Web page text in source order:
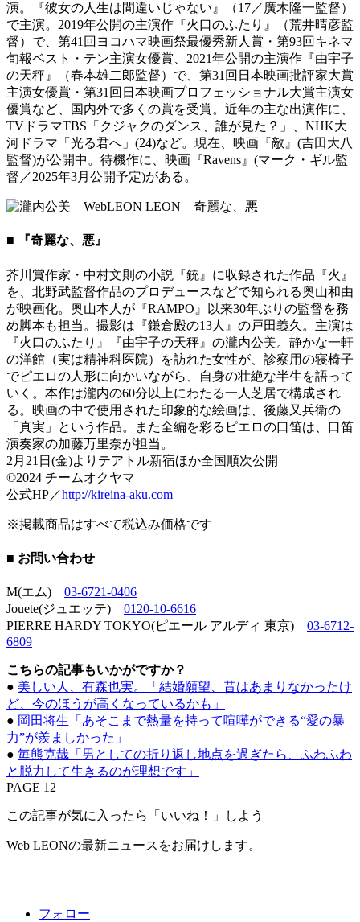
演。『彼女の人生は間違いじゃない』（17／廣木隆一監督）
で主演。2019年公開の主演作『火口のふたり』（荒井晴彦監
督）で、第41回ヨコハマ映画祭最優秀新人賞・第93回キネマ
旬報ベスト・テン主演女優賞、2021年公開の主演作『由宇子
の天秤』（春本雄二郎監督）で、第31回日本映画批評家大賞
主演女優賞・第31回日本映画プロフェッショナル大賞主演女
優賞など、国内外で多くの賞を受賞。近年の主な出演作に、
TVドラマTBS「クジャクのダンス、誰が見た？」、NHK大
河ドラマ「光る君へ」(24)など。現在、映画『敵』(吉田大八
監督)が公開中。待機作に、映画『Ravens』(マーク・ギル監
督／2025年3月公開予定)がある。
■ 『奇麗な、悪』
芥川賞作家・中村文則の小説『銃』に収録された作品『火』
を、北野武監督作品のプロデュースなどで知られる奥山和由
が映画化。奥山本人が『RAMPO』以来30年ぶりの監督を務
め脚本も担当。撮影は『鎌倉殿の13人』の戸田義久。主演は
『火口のふたり』『由宇子の天秤』の瀧内公美。静かな一軒
の洋館（実は精神科医院）を訪れた女性が、診察用の寝椅子
でピエロの人形に向かいながら、自身の壮絶な半生を語って
いく。本作は瀧内の60分以上にわたる一人芝居で構成され
る。映画の中で使用された印象的な絵画は、後藤又兵衛の
「真実」という作品。また全編を彩るピエロの口笛は、口笛
演奏家の加藤万里奈が担当。
2月21日(金)よりテアトル新宿ほか全国順次公開
©2024 チームオクヤマ
公式HP／http://kireina-aku.com
※掲載商品はすべて税込み価格です
■ お問い合わせ
M(エム) 03-6721-0406
Jouete(ジュエッテ) 0120-10-6616
PIERRE HARDY TOKYO(ピエール アルディ 東京) 03-6712-
6809
こちらの記事もいかがですか？
● 美しい人、有森也実。「結婚願望、昔はあまりなかったけ
ど、今のほうが高くなっているかも」
● 岡田将生「あそこまで熱量を持って喧嘩ができる“愛の暴
力”が羨ましかった」
● 毎熊克哉「男としての折り返し地点を過ぎたら、ふわふわ
と脱力して生きるのが理想です」
PAGE 12
この記事が気に入ったら「いいね！」しよう
Web LEONの最新ニュースをお届けします。
フォロー